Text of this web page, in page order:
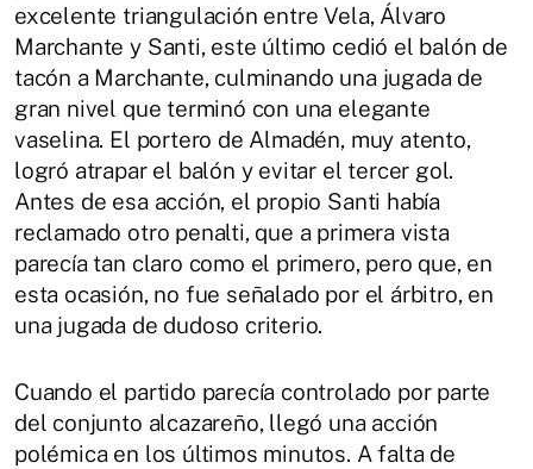
excelente triangulación entre Vela, Álvaro
Marchante y Santi, este último cedió el balón de
tacón a Marchante, culminando una jugada de
gran nivel que terminó con una elegante
vaselina. El portero de Almadén, muy atento,
logró atrapar el balón y evitar el tercer gol.
Antes de esa acción, el propio Santi había
reclamado otro penalti, que a primera vista
parecía tan claro como el primero, pero que, en
esta ocasión, no fue señalado por el árbitro, en
una jugada de dudoso criterio.
Cuando el partido parecía controlado por parte
del conjunto alcazareño, llegó una acción
polémica en los últimos minutos. A falta de